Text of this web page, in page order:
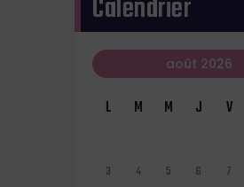
Calendrier
août 2026
L M M J V
3
4 5 6 7